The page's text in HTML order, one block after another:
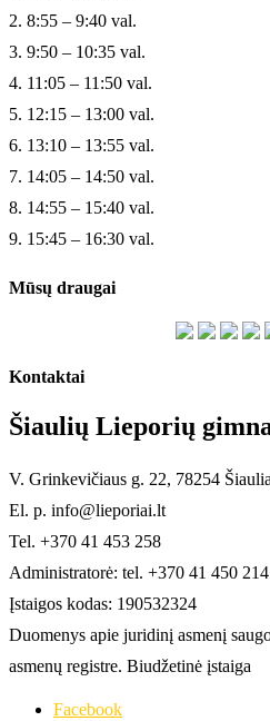
2. 8:55 – 9:40 val.
3. 9:50 – 10:35 val.
4. 11:05 – 11:50 val.
5. 12:15 – 13:00 val.
6. 13:10 – 13:55 val.
7. 14:05 – 14:50 val.
8. 14:55 – 15:40 val.
9. 15:45 – 16:30 val.
Mūsų draugai
Kontaktai
Šiaulių Lieporių
V. Grinkevičiaus g. 22, 78254
El. p. info@lieporiai.lt
Tel. +370 41 453 258
Administratorė: tel. +370 41 450 214
Įstaigos kodas: 190532324
Duomenys apie juridinį asmenį
asmenų registre. Biudžetinė įstaiga
Facebook